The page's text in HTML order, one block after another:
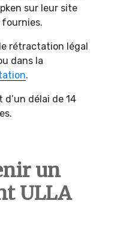
sur leur site
rétractation légal
dans la
.
délai de 14
un
ULLA